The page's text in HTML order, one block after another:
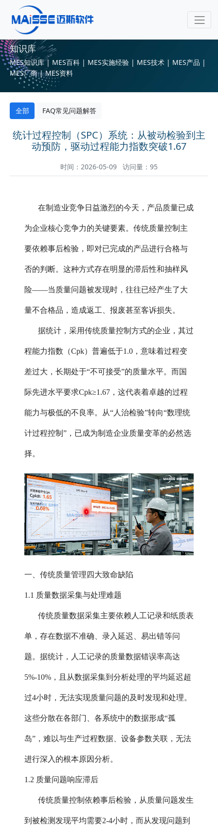
知识库
MES知识库 | MES百科 | MES实施经验 | MES技术 | MES产品 |
MES厂商 | MES资料
全部 FAQ常见问题解答
统计过程控制（SPC）系统：从被动检验到主
动预防，驱动过程能力指数突破1.67
时间：2026-05-09 访问量：95
在制造业竞争日益激烈的今天，产品质量已成
为企业核心竞争力的关键要素。传统质量控制主
要依赖事后检验，即对已完成的产品进行合格与
否的判断。这种方式存在明显的滞后性和抽样风
险——当质量问题被发现时，往往已经产生了大
量不合格品，造成返工、报废甚至客诉损失。
据统计，采用传统质量控制方式的企业，其过
程能力指数（Cpk）普遍低于1.0，意味着过程变
差过大，长期处于“不可接受”的质量水平。而国
际先进水平要求Cpk≥1.67，这代表着卓越的过程
能力与极低的不良率。从“人治检验”转向“数理统
计过程控制”，已成为制造企业质量变革的必然选
择。
一、传统质量管理四大致命缺陷
1.1 质量数据采集与处理难题
传统质量数据采集主要依赖人工记录和纸质表
单，存在数据不准确、录入延迟、易出错等问
题。据统计，人工记录的质量数据错误率高达
5%-10%，且从数据采集到分析处理的平均延迟超
过4小时，无法实现质量问题的及时发现和处理。
这些分散在各部门、各系统中的数据形成“孤
岛”，难以与生产过程数据、设备参数关联，无法
进行深入的根本原因分析。
1.2 质量问题响应滞后
传统质量控制依赖事后检验，从质量问题发生
到被检测发现平均需要2-4小时，而从发现问题到